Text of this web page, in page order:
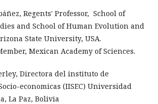
Regents' Professor, School of
and School of Human Evolution and
State University, USA.
Mexican Academy of Sciences.
Directora del instituto de
economicas (IISEC) Universidad
La Paz, Bolivia